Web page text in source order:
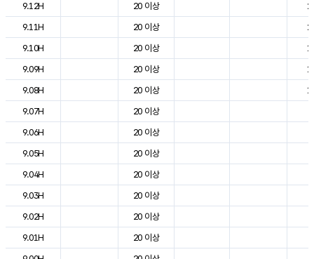
9.12H
20 이상
9.11H
20 이상
9.10H
20 이상
9.09H
20 이상
9.08H
20 이상
9.07H
20 이상
9.06H
20 이상
9.05H
20 이상
9.04H
20 이상
9.03H
20 이상
9.02H
20 이상
9.01H
20 이상